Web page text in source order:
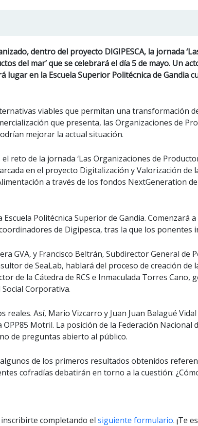
dentro del proyecto DIGIPESCA, la jornada
del mar’ que se celebrará el día 5 de mayo. Un
en la Escuela Superior Politécnica de Gandia
viables que permitan una transformación
que presenta, las Organizaciones de
mejorar la actual situación.
de la jornada ‘Las Organizaciones de
en el proyecto Digitalización y Valorización de
a través de los fondos NextGeneration
Politécnica Superior de Gandia. Comenzará
de Digipesca, tras la que los ponentes
GVA, y Francisco Beltrán, Subdirector General de
de SeaLab, hablará del proceso de creación de
de la Cátedra de RCS e Inmaculada Torres Cano,
Corporativa.
Así, Mario Vizcarro y Juan Juan Balagué
Motril. La posición de la Federación Nacional
de preguntas abierto al público.
de los primeros resultados obtenidos
cofradías debatirán en torno a la cuestión:
completando el siguiente formulario. ¡Te